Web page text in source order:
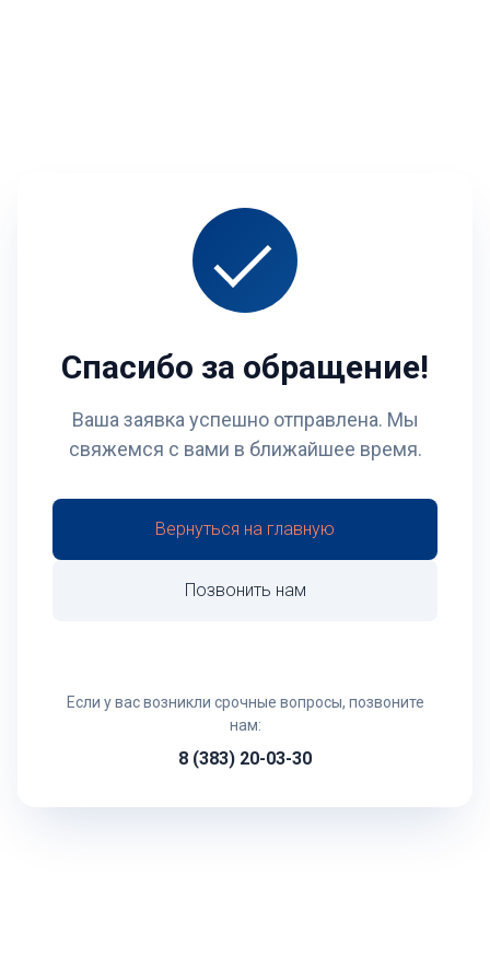
Спасибо за обращение!
Ваша заявка успешно отправлена. Мы
свяжемся с вами в ближайшее время.
Вернуться на главную
Позвонить нам
Если у вас возникли срочные вопросы, позвоните
нам:
8 (383) 20-03-30